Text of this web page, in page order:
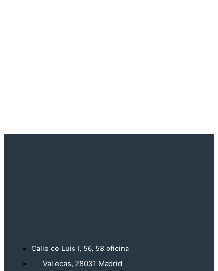
Calle de Luis I, 56, 58 oficina
Vallecas, 28031 Madrid